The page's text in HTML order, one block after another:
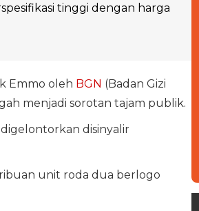
tinggi dengan harga
Emmo oleh BGN (Badan Gizi
menjadi sorotan tajam publik.
disinyalir
unit roda dua berlogo